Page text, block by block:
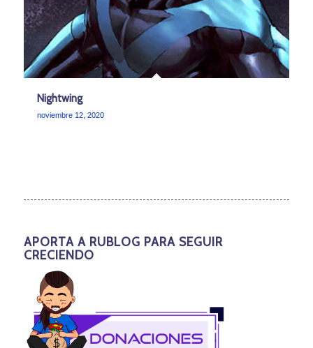
Nightwing
noviembre 12, 2020
APORTA A RUBLOG PARA SEGUIR
CRECIENDO